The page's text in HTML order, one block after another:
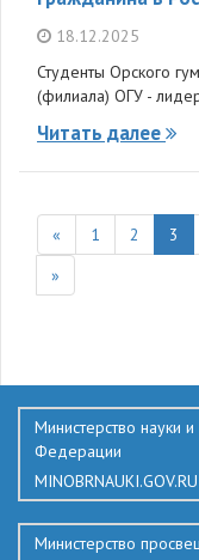
18.12.2025
Студенты Орского
(филиала) ОГУ -
Читать далее
« 1 2 3
»
Министерство науки
Федерации
MINOBRNAUKI.GOV.RU
Министерство